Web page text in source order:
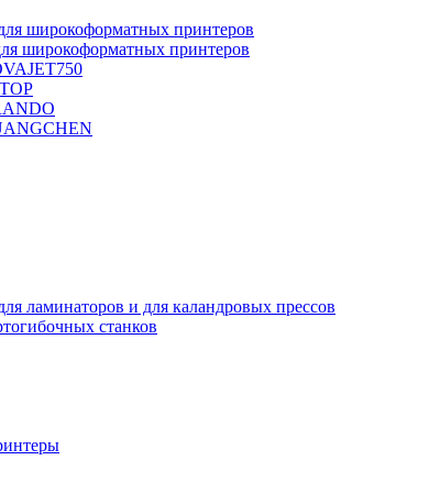
широкоформатных принтеров
широкоформатных принтеров
ламинаторов и для каландровых прессов
станков